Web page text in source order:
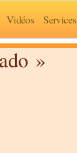
Vidéos Services
»